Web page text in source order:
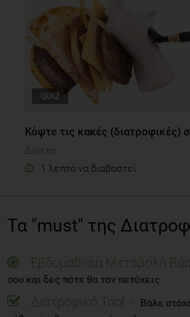
QUIZ
Κόψτε τις κακές (διατροφικές)
Δίαιτα
1 λεπτό να διαβαστεί
Τα "must" της
Εβδομαδίαια Μεταβολή
σου και δες πότε θα τον πετύχεις
Διατροφικό Tool
Βάλε